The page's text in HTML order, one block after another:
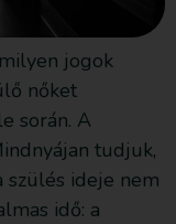
jogok
nőket
során. A
tudjuk,
szülés ideje nem
idő: a